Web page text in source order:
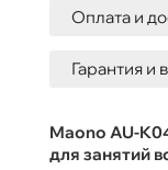
Оплата и
Гарантия и
Maono AU-
для занятий